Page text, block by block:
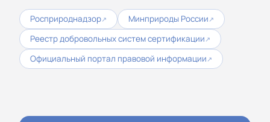
Росприроднадзор↗ Минприроды России ↗
Реестр добровольных систем сертификации ↗
Официальный портал правовой информации ↗